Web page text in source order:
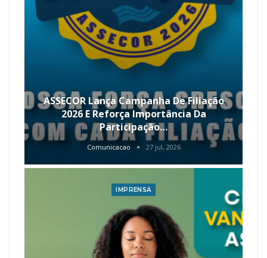
ASSECOR Lança Campanha De Filiação
2026 E Reforça Importância Da
Participação…
Comunicacao 27 jul, 2026
IMPRENSA